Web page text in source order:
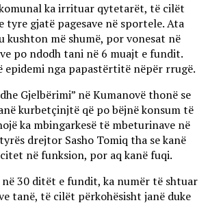
ka irrituar qytetarët, të cilët
tyre gjatë pagesave në sportele. Ata
kushton më shumë, por vonesat në
po ndodh tani në 6 muajt e fundit.
epidemi nga papastërtitë nëpër rrugë.
Gjelbërimi” në Kumanovë thonë se
kurbetçinjtë që po bëjnë konsum të
ka mbingarkesë të mbeturinave në
drejtor Sasho Tomiq tha se kanë
në funksion, por aq kanë fuqi.
në 30 ditët e fundit, ka numër të shtuar
tanë, të cilët përkohësisht janë duke